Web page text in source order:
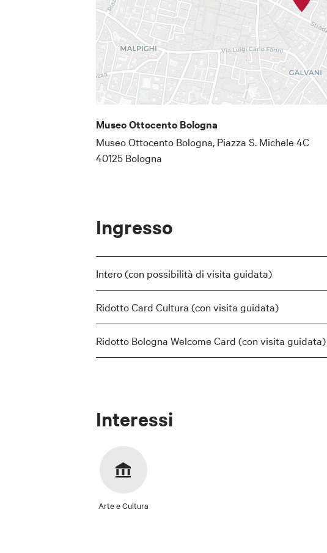
Museo Ottocento Bologna
Museo Ottocento Bologna, Piazza S. Michele 4C
40125 Bologna
Ingresso
Intero (con possibilità di visita guidata)
Ridotto Card Cultura (con visita guidata)
Ridotto Bologna Welcome Card (con visita guidata)
Interessi
Arte e Cultura